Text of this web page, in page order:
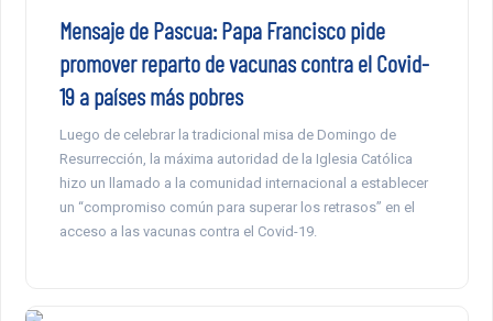
Mensaje de Pascua: Papa Francisco pide
promover reparto de vacunas contra el Covid-
19 a países más pobres
Luego de celebrar la tradicional misa de Domingo de
Resurrección, la máxima autoridad de la Iglesia Católica
hizo un llamado a la comunidad internacional a establecer
un “compromiso común para superar los retrasos” en el
acceso a las vacunas contra el Covid-19.